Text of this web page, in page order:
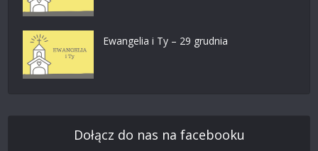
Ewangelia i Ty – 29 grudnia
Dołącz do nas na facebooku